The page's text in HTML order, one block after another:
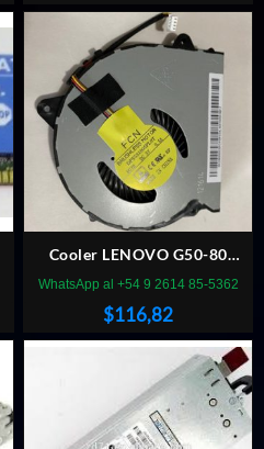
Cooler LENOVO G50-80
DFS531005PL0T
$116,82
WhatsApp al +54 9 2614 85-5362